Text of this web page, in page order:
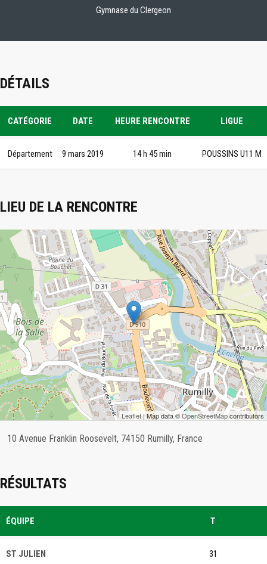
Gymnase du Clergeon
DÉTAILS
CATÉGORIE DATE HEURE RENCONTRE LIGUE
Département 9 mars 2019 14 h 45 min POUSSINS U11 M
LIEU DE LA RENCONTRE
Leaflet | Map data ©OpenStreetMapcontributors
10 Avenue Franklin Roosevelt, 74150 Rumilly, France
RÉSULTATS
ÉQUIPE T
ST JULIEN 31